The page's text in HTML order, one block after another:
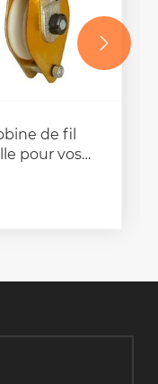
de fil
pour vos
